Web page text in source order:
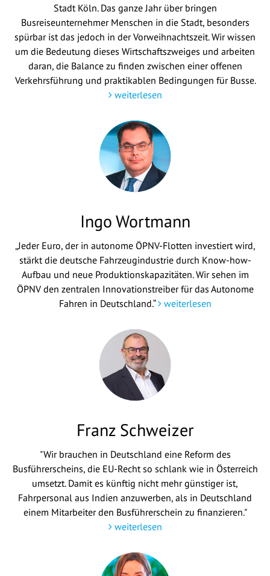
Stadt Köln. Das ganze Jahr über bringen
Busreiseunternehmer Menschen in die Stadt, besonders
spürbar ist das jedoch in der Vorweihnachtszeit. Wir wissen
um die Bedeutung dieses Wirtschaftszweiges und arbeiten
daran, die Balance zu finden zwischen einer offenen
Verkehrsführung und praktikablen Bedingungen für Busse.
weiterlesen
Ingo Wortmann
„Jeder Euro, der in autonome ÖPNV-Flotten investiert wird,
stärkt die deutsche Fahrzeugindustrie durch Know-how-
Aufbau und neue Produktionskapazitäten. Wir sehen im
ÖPNV den zentralen Innovationstreiber für das Autonome
Fahren in Deutschland.“ weiterlesen
Franz Schweizer
"Wir brauchen in Deutschland eine Reform des
Busführerscheins, die EU-Recht so schlank wie in Österreich
umsetzt. Damit es künftig nicht mehr günstiger ist,
Fahrpersonal aus Indien anzuwerben, als in Deutschland
einem Mitarbeiter den Busführerschein zu finanzieren."
weiterlesen